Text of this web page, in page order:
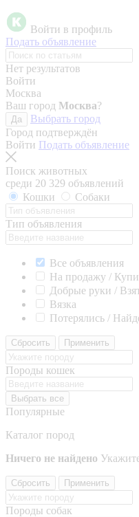
Войти в профиль
Подать объявление
Нет результатов
Войти
Москва
Ваш город Москва?
Да
Выбрать город
Город подтверждён
Войти Подать объявление
Поиск животных
среди 20 329 объявлений
Кошки
Собаки
Тип объявления
Все объявления
На продажу /
Добрые руки /
Вязка
Потерялись /
Сбросить Применить
Породы кошек
Выбрать все
Популярные
Каталог пород
Ничего не найдено
Сбросить Применить
Породы собак